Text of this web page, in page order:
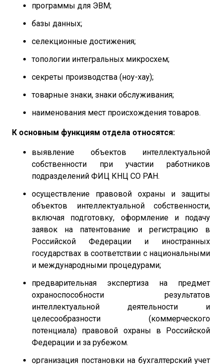
программы для ЭВМ;
базы данных;
селекционные достижения;
топологии интегральных микросхем;
секреты производства (ноу-хау);
товарные знаки, знаки обслуживания;
наименования мест происхождения товаров.
К основным функциям отдела относятся:
выявление объектов интеллектуальной
собственности при участии работников
подразделений ФИЦ КНЦ СО РАН.
осуществление правовой охраны и защиты
объектов интеллектуальной собственности,
включая подготовку, оформление и подачу
заявок на патентование и регистрацию в
Российской Федерации и иностранных
государствах в соответствии с национальными
и международными процедурами;
предварительная экспертиза на предмет
охраноспособности результатов
интеллектуальной деятельности и
целесообразности (коммерческого
потенциала) правовой охраны в Российской
Федерации и за рубежом.
организация постановки на бухгалтерский учет